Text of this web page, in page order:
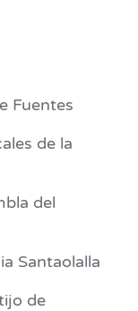
Fuentes
de la
del
Santaolalla
de